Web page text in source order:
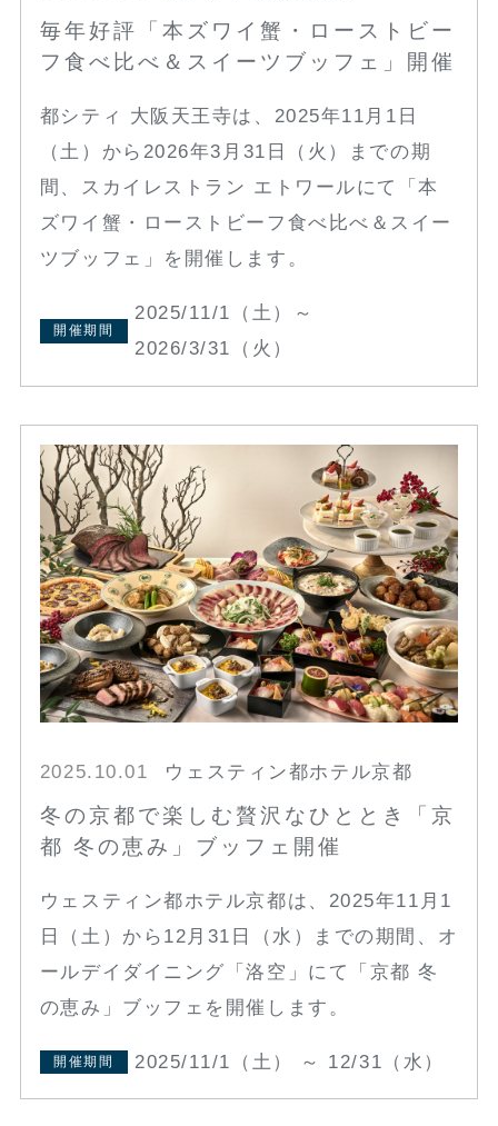
毎年好評「本ズワイ蟹・ローストビー
フ食べ比べ＆スイーツブッフェ」開催
都シティ 大阪天王寺は、2025年11月1日
（土）から2026年3月31日（火）までの期
間、スカイレストラン エトワールにて「本
ズワイ蟹・ローストビーフ食べ比べ＆スイー
ツブッフェ」を開催します。
開催期間
2025/11/1（土）～
2026/3/31（火）
2025.10.01 ウェスティン都ホテル京都
冬の京都で楽しむ贅沢なひととき「京
都 冬の恵み」ブッフェ開催
ウェスティン都ホテル京都は、2025年11月1
日（土）から12月31日（水）までの期間、オ
ールデイダイニング「洛空」にて「京都 冬
の恵み」ブッフェを開催します。
開催期間 2025/11/1（土） ～ 12/31（水）